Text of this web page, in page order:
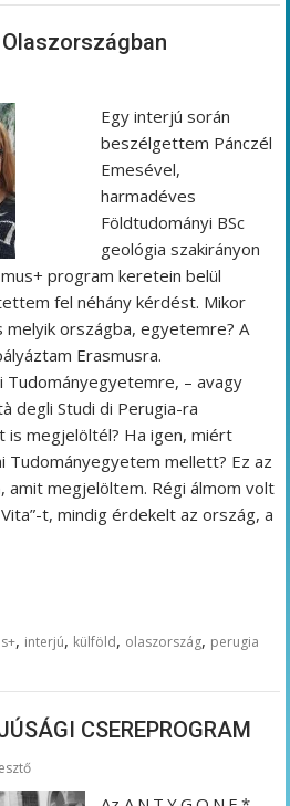
Egy interjú során
beszélgettem Pánczél
Emesével,
harmadéves
Földtudományi BSc
geológia szakirányon
program keretein belül
fel néhány kérdést. Mikor
országba, egyetemre? A
Erasmusra.
Tudományegyetemre, – avagy
degli Studi di Perugia-ra
is megjelöltél? Ha igen, miért
Tudományegyetem mellett? Ez az
megjelöltem. Régi álmom volt
t, mindig érdekelt az ország, a
, interjú, külföld, olaszország, perugia
CSEREPROGRAM